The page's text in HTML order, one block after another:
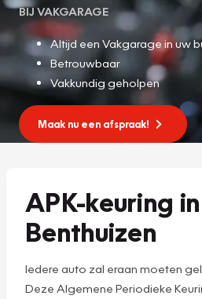
BIJ VAKGARAGE
Altijd een Vakgarage in uw
Betrouwbaar
Vakkundig geholpen
Maak nu een afspraak!
APK-keuring in
Benthuizen
Iedere auto zal eraan moeten
Deze Algemene Periodieke